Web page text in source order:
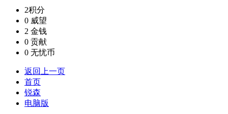
2积分
0 威望
2 金钱
0 贡献
0 无忧币
返回上一页
首页
锐森
电脑版